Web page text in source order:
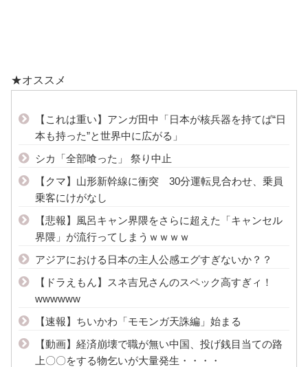
★オススメ
【これは重い】アンガ田中「日本が核兵器を持てば“日
本も持った”と世界中に広がる」
シカ「全部喰った」 祭り中止
【クマ】山形新幹線に衝突 30分運転見合わせ、乗員
乗客にけがなし
【悲報】風呂キャン界隈をさらに超えた「キャンセル
界隈」が流行ってしまうｗｗｗｗ
アジアにおける日本の主人公感エグすぎないか？？
【ドラえもん】スネ吉兄さんのスペック高すぎィ！
wwwwww
【速報】ちいかわ「モモンガ天誅編」始まる
【動画】経済崩壊で職が無い中国、投げ銭目当ての路
上〇〇をする物乞いが大量発生・・・・